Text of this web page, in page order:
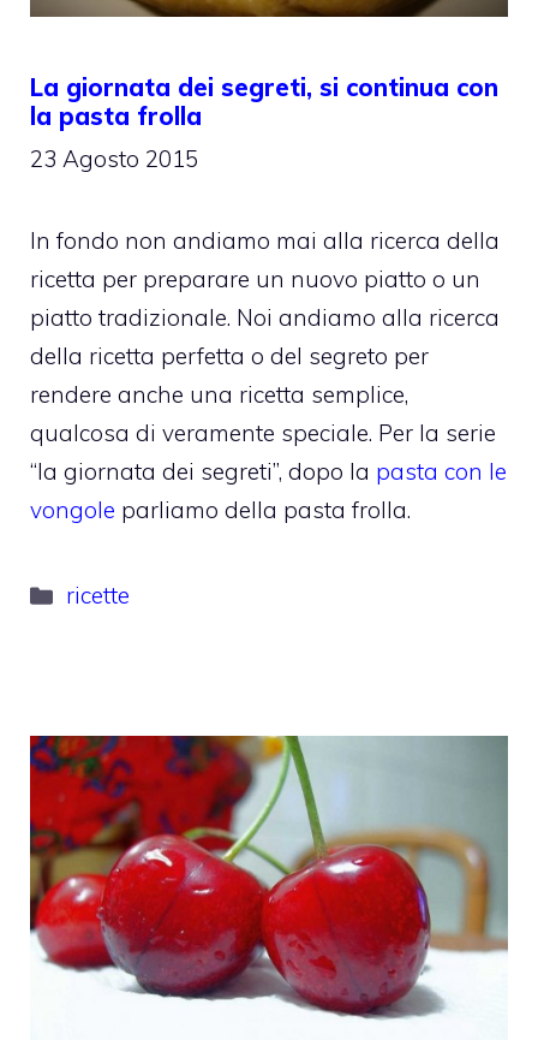
La giornata dei segreti, si continua con
la pasta frolla
23 Agosto 2015
In fondo non andiamo mai alla ricerca della
ricetta per preparare un nuovo piatto o un
piatto tradizionale. Noi andiamo alla ricerca
della ricetta perfetta o del segreto per
rendere anche una ricetta semplice,
qualcosa di veramente speciale. Per la serie
“la giornata dei segreti”, dopo la pasta con le
vongole parliamo della pasta frolla.
Categorie
ricette